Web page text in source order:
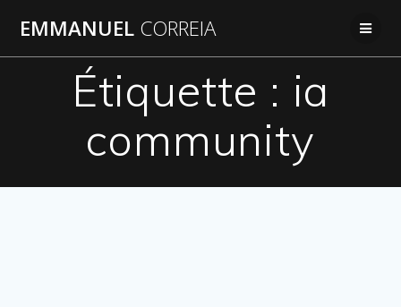
au
EMMANUEL CORREIA
Étiquette : ia
community